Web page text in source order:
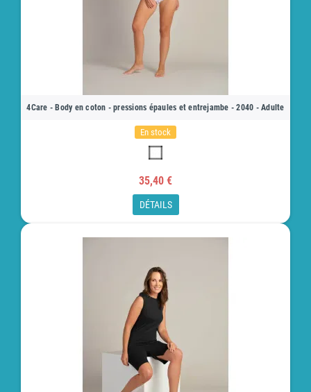
4Care - Body en coton - pressions épaules et entrejambe - 2040 - Adulte
En stock
35,40 €
DÉTAILS